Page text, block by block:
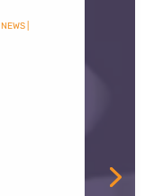
NEWS|